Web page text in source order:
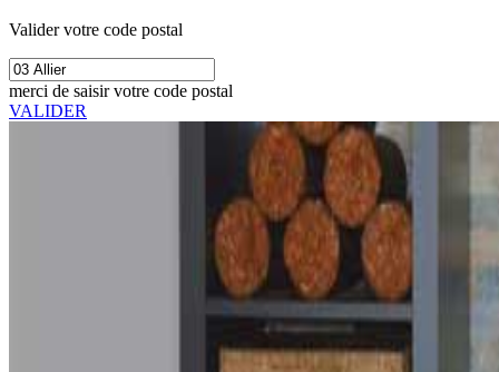
Valider votre code postal
merci de saisir votre code postal
VALIDER